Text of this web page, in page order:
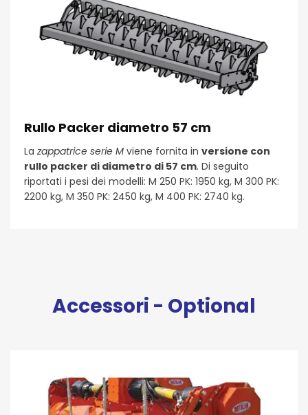
Rullo Packer diametro 57 cm
La zappatrice serie M viene fornita in versione con
rullo packer di diametro di 57 cm. Di seguito
riportati i pesi dei modelli: M 250 PK: 1950 kg, M 300 PK:
2200 kg, M 350 PK: 2450 kg, M 400 PK: 2740 kg.
Accessori - Optional